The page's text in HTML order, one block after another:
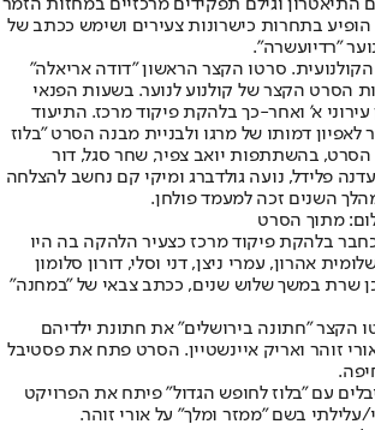
התיאטרון וגילם תפקידים מרכזיים במחזות הזמר
הופיע בתחרות כישרונות צעירים ושימש ככתב של
"רדיועשרה".
הקולנועית. סרטו הקצר הראשון "דודה אריאלה"
הסרט הקצר של קולנוע לנוער. בשעות הפנאי
עירוני א' ואחר-כך בלהקת פיקוד מרכז. התיעוד
דמותו של מרגו ולבניית מבנה הסרט "בלוז
הגדול" מ-1987. הסרט, בהשתתפות יואב צפיר, שחר סגל, דור
עדנה פלידל, נועה גולדברג ומיקי קם נחשב להצלחה
השנים זכה למעמד פולחן.
מתוך הסרט
בלהקת פיקוד מרכז כצעיר הלהקה בה היו
אהרון, עמרי ניצן, דני וסלי, דורון סלומון
שרת במשך שלוש שנים, ככתב צבאי של "במחנה"
בסרטו הקצר "חתונה בירושלים" את חתונת ילדיהם
זוהר ואריק איינשטיין. הסרט פתח את פסטיבל
עם "בלוז לחופש הגדול" פיתח את הפרויקט
בשם "ממזר ומלך" על אורי זוהר.